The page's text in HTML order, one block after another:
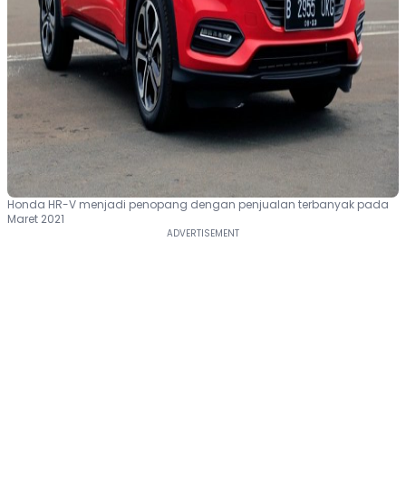
Honda HR-V menjadi penopang dengan penjualan terbanyak pada
Maret 2021